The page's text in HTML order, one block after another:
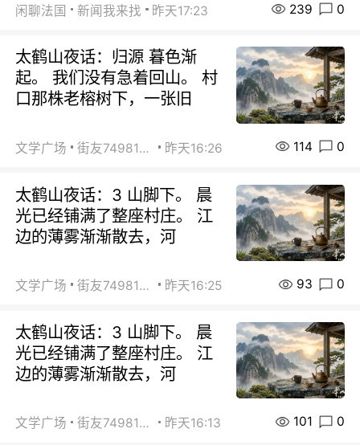
闲聊法国 新闻我来找 昨天17:23 239 0
太鹤山夜话：归源 暮色渐
起。 我们没有急着回山。 村
口那株老榕树下，一张旧
文学广场 街友74981146 昨天16:26 114 0
太鹤山夜话：3 山脚下。 晨
光已经铺满了整座村庄。 江
边的薄雾渐渐散去，河
文学广场 街友74981146 昨天16:25 93 0
太鹤山夜话：3 山脚下。 晨
光已经铺满了整座村庄。 江
边的薄雾渐渐散去，河
文学广场 街友74981146 昨天16:13 101 0